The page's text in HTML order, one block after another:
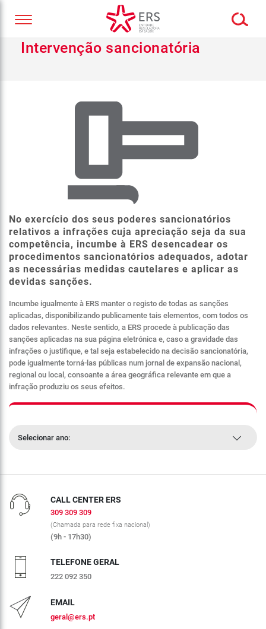
Intervenção sancionatória
No exercício dos seus poderes sancionatórios
relativos a infrações cuja apreciação seja da sua
competência, incumbe à ERS desencadear os
procedimentos sancionatórios adequados, adotar
as necessárias medidas cautelares e aplicar as
devidas sanções.
Incumbe igualmente à ERS manter o registo de todas as sanções
aplicadas, disponibilizando publicamente tais elementos, com todos os
dados relevantes. Neste sentido, a ERS procede à publicação das
sanções aplicadas na sua página eletrónica e, caso a gravidade das
infrações o justifique, e tal seja estabelecido na decisão sancionatória,
pode igualmente torná-las públicas num jornal de expansão nacional,
regional ou local, consoante a área geográfica relevante em que a
infração produziu os seus efeitos.
Selecionar ano:
CALL CENTER ERS
309 309 309
(Chamada para rede fixa nacional)
(9h - 17h30)
TELEFONE GERAL
222 092 350
EMAIL
geral@ers.pt